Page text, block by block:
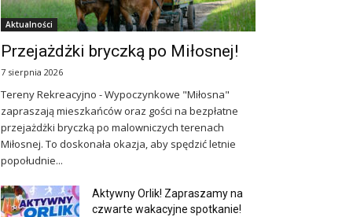
Aktualności
Przejażdżki bryczką po Miłosnej!
7 sierpnia 2026
Tereny Rekreacyjno - Wypoczynkowe "Miłosna"
zapraszają mieszkańców oraz gości na bezpłatne
przejażdżki bryczką po malowniczych terenach
Miłosnej. To doskonała okazja, aby spędzić letnie
popołudnie...
Aktywny Orlik! Zapraszamy na
czwarte wakacyjne spotkanie!